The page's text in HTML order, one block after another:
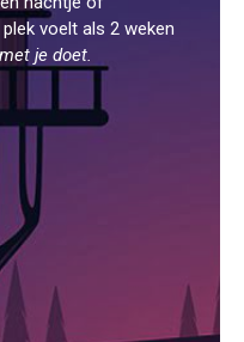
voelt als 2 weken
je doet.